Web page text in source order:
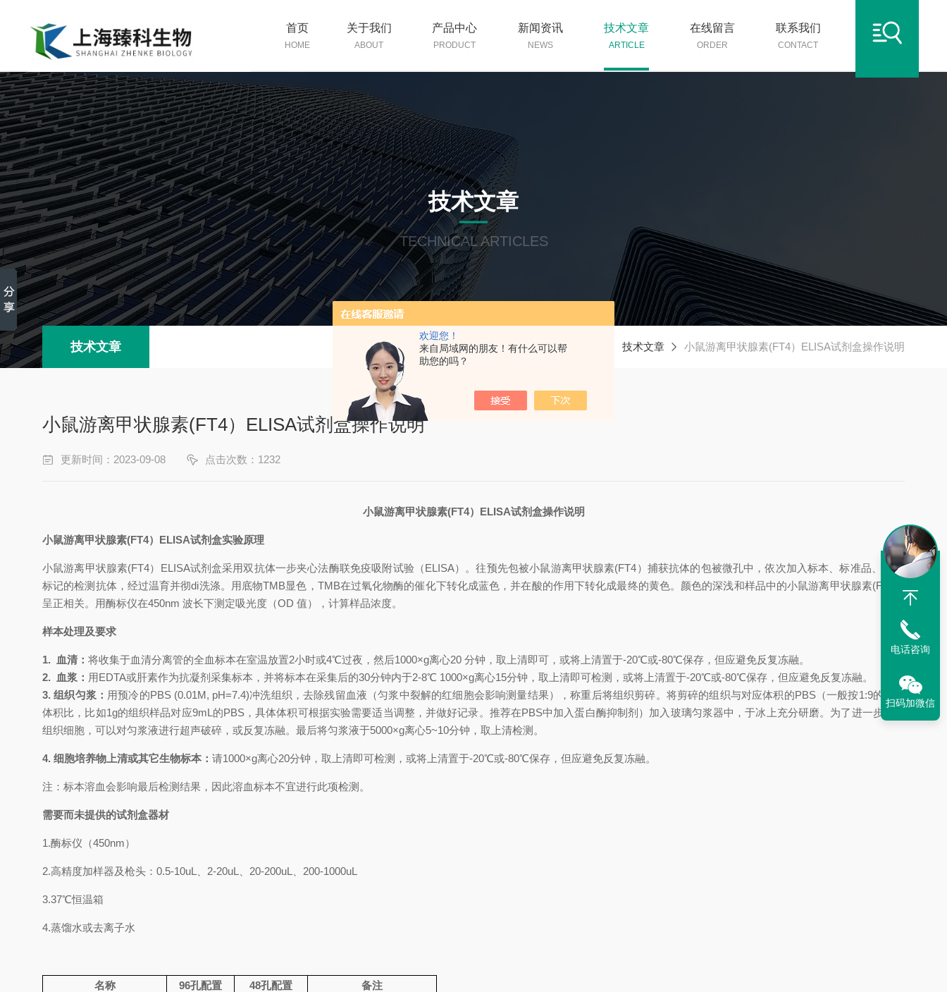
欢迎您！
来自局域网的朋友！有什么可以帮
助您的吗？
首页
HOME
关于我们
ABOUT
产品中心
PRODUCT
新闻资讯
NEWS
技术文章
ARTICLE
在线留言
ORDER
联系我们
CONTACT
技术文章
TECHNICAL ARTICLES
技术文章 当前位置： 技术文章 小鼠游离甲状腺素(FT4）ELISA试剂盒操作说明
小鼠游离甲状腺素(FT4）ELISA试剂盒操作说明
更新时间：2023-09-08 点击次数：1232
小鼠游离甲状腺素(FT4） ELISA试剂盒操作说明
小鼠游离甲状腺素(FT4） ELISA试剂盒实验原理
小鼠游离甲状腺素(FT4） ELISA试剂盒采用双抗体一步夹心法酶联免疫吸附试验（ELISA）。往预先包被小鼠游离甲状腺素(FT4） 捕获抗体的包被微孔中，依次加入标本、标准品、
HRP
标记的检测抗体，经过温育并彻di洗涤。用底物TMB显色，TMB在过氧化物酶的催化下转化成蓝色，并在酸的作用下转化成最终的黄色。颜色的深浅和样品中的小鼠游离甲状腺素(FT4）
呈正相关。用酶标仪在450nm 波长下测定吸光度（OD 值），计算样品浓度。
样本处理及要求
1. 血清： 将收集于血清分离管的全血标本在室温放置2小时或4℃过夜，然后1000×g离心20 分钟，取上清即可，或将上清置于-20℃或-80℃保存，但应避免反复冻融。
2.
血浆： 用EDTA或肝素作为抗凝剂采集标本，并将标本在采集后的30分钟内于2-8℃ 1000×g离心15分钟，取上清即可检测，或将上清置于-20℃或-80℃保存，但应避免反复冻融。
3. 组织匀浆： 用预冷的PBS (0.01M, pH=7.4)冲洗组织，去除残留血液（匀浆中裂解的红细胞会影响测量结果），称重后将组织剪碎。将剪碎的组织与对应体积的PBS（一般按1:9的重量
体积比，比如1g的组织样品对应9mL的PBS，具体体积可根据实验需要适当调整，并做好记录。推荐在PBS中加入蛋白酶抑制剂）加入玻璃匀浆器中，于冰上充分研磨。为了进一步裂解
组织细胞，可以对匀浆液进行超声破碎，或反复冻融。最后将匀浆液于5000×g离心5~10分钟，取上清检测。
4. 细胞培养物上清或其它生物标本： 请1000×g离心20分钟，取上清即可检测，或将上清置于-20℃或-80℃保存，但应避免反复冻融。
注：标本溶血会影响最后检测结果，因此溶血标本不宜进行此项检测。
需要而未提供的试剂盒器材
1.酶标仪（450nm）
2.高精度加样器及枪头： 0.5-10uL 2-20uL 20-200uL 200-1000uL
3.37℃恒温箱
4.蒸馏水或去离子水
名称 96孔配置 48孔配置 备注
电话咨询
扫码加微信